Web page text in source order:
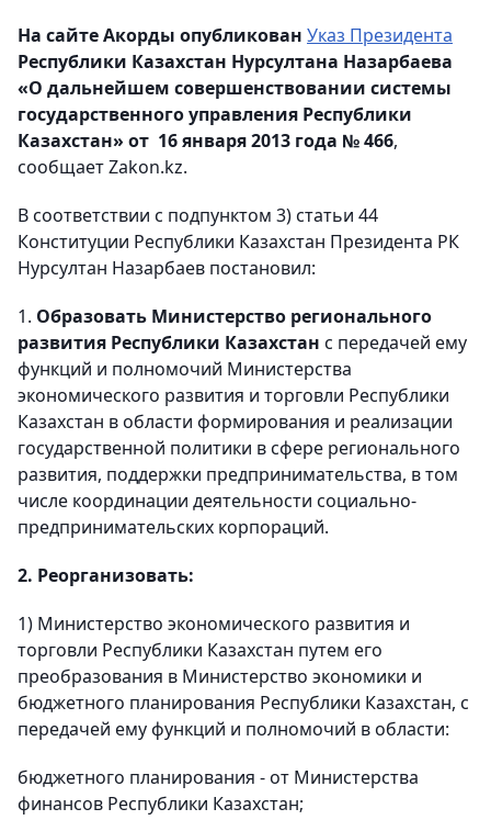
На сайте Акорды опубликован Указ Президента
Республики Казахстан Нурсултана Назарбаева
«О дальнейшем совершенствовании системы
государственного управления Республики
Казахстан» от 16 января 2013 года № 466,
сообщает Zakon.kz.
В соответствии с подпунктом 3) статьи 44
Конституции Республики Казахстан Президента РК
Нурсултан Назарбаев постановил:
1. Образовать Министерство регионального
развития Республики Казахстан с передачей ему
функций и полномочий Министерства
экономического развития и торговли Республики
Казахстан в области формирования и реализации
государственной политики в сфере регионального
развития, поддержки предпринимательства, в том
числе координации деятельности социально-
предпринимательских корпораций.
2. Реорганизовать:
1) Министерство экономического развития и
торговли Республики Казахстан путем его
преобразования в Министерство экономики и
бюджетного планирования Республики Казахстан, с
передачей ему функций и полномочий в области:
бюджетного планирования - от Министерства
финансов Республики Казахстан;